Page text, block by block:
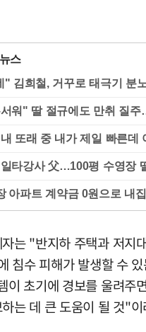
스
" 김희철, 거꾸로 태극기 분
워" 딸 절규에도 만취 질주
또래 중 내가 제일 빠른데
타강사 父…100평 수영장
는 "반지하 주택과 저지
침수 피해가 발생할 수
이 초기에 경보를 울려주
는 데 큰 도움이 될 것"